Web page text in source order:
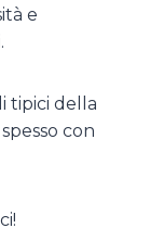
e
tipici della
con